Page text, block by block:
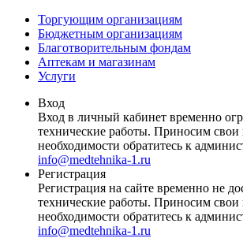
Торгующим организациям
Бюджетным организациям
Благотворительным фондам
Аптекам и магазинам
Услуги
Вход
Вход в личный кабинет временно
технические работы. Приносим
необходимости обратитесь к
info@medtehnika-1.ru
Регистрация
Регистрация на сайте временно не
технические работы. Приносим
необходимости обратитесь к
info@medtehnika-1.ru